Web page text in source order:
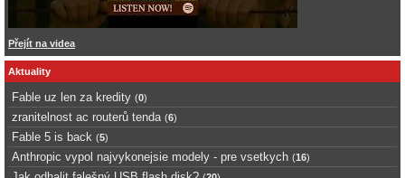
Přejít na videa
Aktuality
Fable uz len za kredity (0)
zranitelnost ac routerů tenda (6)
Fable 5 is back (5)
Anthropic vypol najvykonejsie modely - pre vsetkych (16)